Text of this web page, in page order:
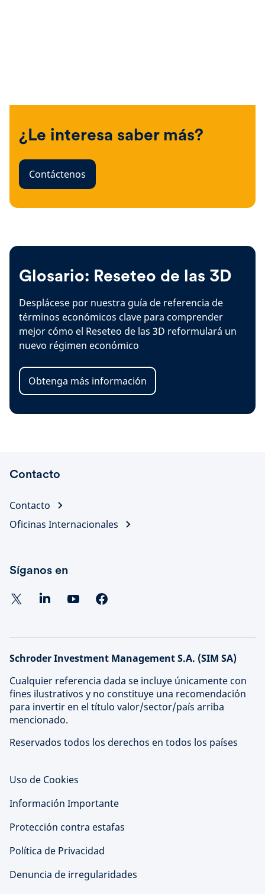
¿Le interesa saber más?
Contáctenos
Glosario: Reseteo de las 3D
Desplácese por nuestra guía de referencia de
términos económicos clave para comprender
mejor cómo el Reseteo de las 3D reformulará un
nuevo régimen económico
Obtenga más información
Contacto
Contacto
Oficinas Internacionales
Síganos en
Schroder Investment Management S.A. (SIM SA)
Cualquier referencia dada se incluye únicamente con
fines ilustrativos y no constituye una recomendación
para invertir en el título valor/sector/país arriba
mencionado.
Reservados todos los derechos en todos los países
Uso de Cookies
Información Importante
Protección contra estafas
Política de Privacidad
Denuncia de irregularidades